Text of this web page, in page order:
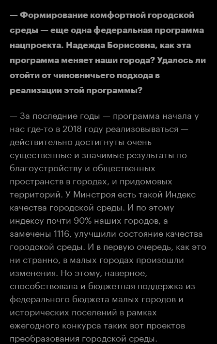
— Формирование комфортной городской
среды — еще одна федеральная программа
нацпроекта. Надежда Борисовна, как эта
программа меняет наши города? Удалось ли
отойти от чиновничьего подхода в
реализации этой программы?
— За последние годы — программа начала у
нас где-то в 2018 году реализовываться —
действительно достигнуты очень
существенные и значимые результаты по
благоустройству и общественных
пространств в городах, и придомовых
территорий. У Минстроя есть такой Индекс
качества городской среды. И по этому
индексу почти 90% наших городов, а
замечены 1116, улучшили состояние качества
городской среды. И в первую очередь, как это
ни странно, в малых городах произошли
изменения. Но этому, наверное,
способствовала и бюджетная поддержка из
федерального бюджета малых городов и
исторических поселений в рамках
ежегодного конкурса таких вот проектов
преобразования городской среды.